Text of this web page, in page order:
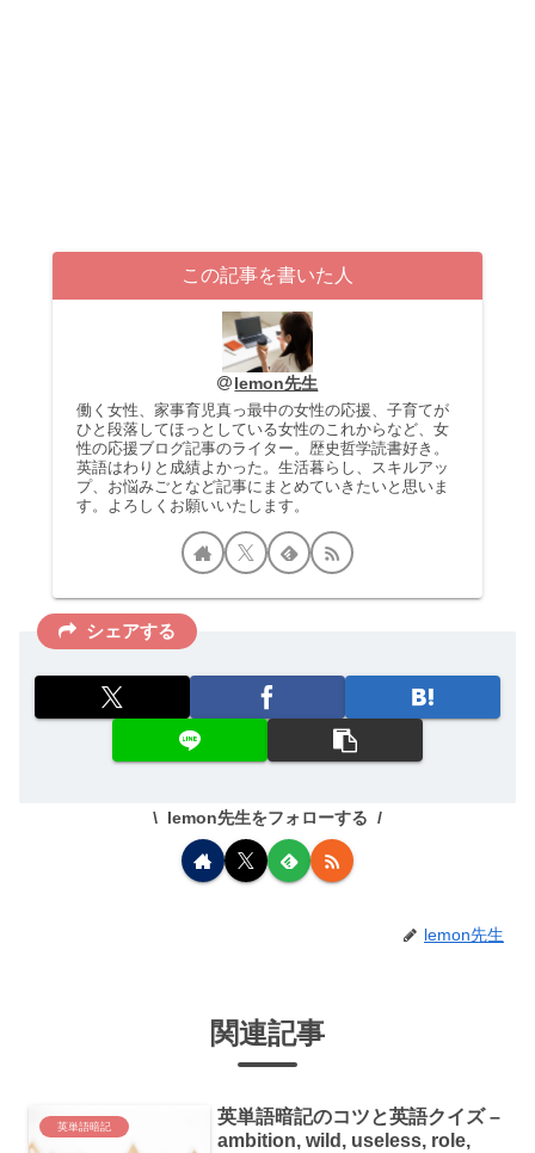
この記事を書いた人
lemon先生
働く女性、家事育児真っ最中の女性の応援、子育てが
ひと段落してほっとしている女性のこれからなど、女
性の応援ブログ記事のライター。歴史哲学読書好き。
英語はわりと成績よかった。生活暮らし、スキルアッ
プ、お悩みごとなど記事にまとめていきたいと思いま
す。よろしくお願いいたします。
シェアする
lemon先生をフォローする
lemon先生
関連記事
英単語暗記
英単語暗記のコツと英語クイズ –
ambition, wild, useless, role,